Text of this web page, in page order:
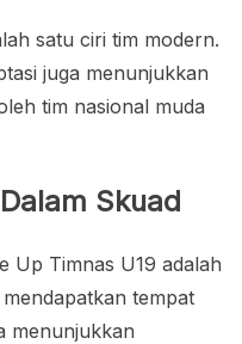
satu ciri tim modern.
juga menunjukkan
tim nasional muda
Skuad
Up Timnas U19 adalah
tempat
menunjukkan